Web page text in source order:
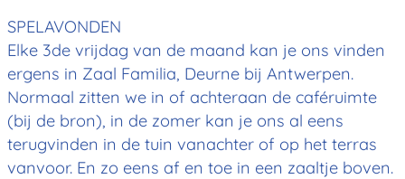
SPELAVONDEN
Elke 3de vrijdag van de maand kan je ons vinden
ergens in Zaal Familia, Deurne bij Antwerpen.
Normaal zitten we in of achteraan de caféruimte
(bij de bron), in de zomer kan je ons al eens
terugvinden in de tuin vanachter of op het terras
vanvoor. En zo eens af en toe in een zaaltje boven.